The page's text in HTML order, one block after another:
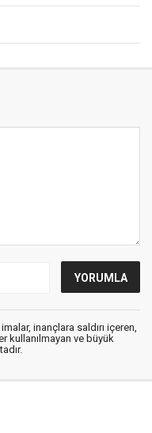
inançlara saldırı içeren,
kullanılmayan ve büyük